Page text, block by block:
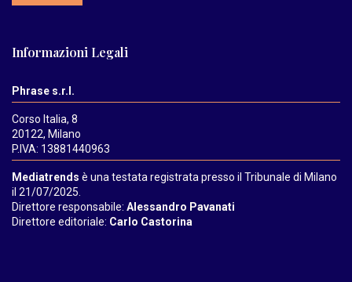
Informazioni Legali
Phrase s.r.l.
Corso Italia, 8
20122, Milano
P.IVA: 13881440963
Mediatrends è una testata registrata presso il Tribunale di Milano
il 21/07/2025.
Direttore responsabile: Alessandro Pavanati
Direttore editoriale: Carlo Castorina